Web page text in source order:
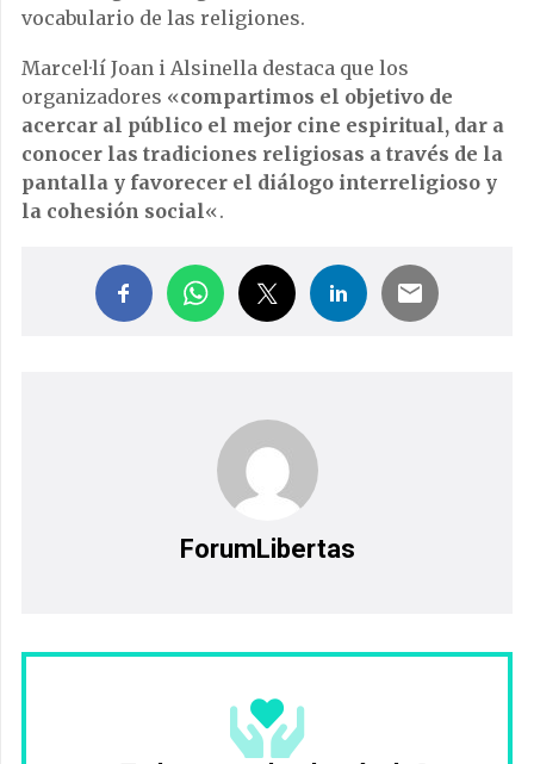
vocabulario de las religiones.
Marcel·lí Joan i Alsinella destaca que los
organizadores «compartimos el objetivo de
acercar al público el mejor cine espiritual, dar a
conocer las tradiciones religiosas a través de la
pantalla y favorecer el diálogo interreligioso y
la cohesión social«.
ForumLibertas